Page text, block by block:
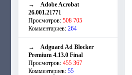
→ Adobe Acrobat
26.001.21771
Просмотров: 508 705
Комментариев: 264
→ Adguard Ad Blocker
Premium 4.13.0 Final
Просмотров: 455 367
Комментариев: 55